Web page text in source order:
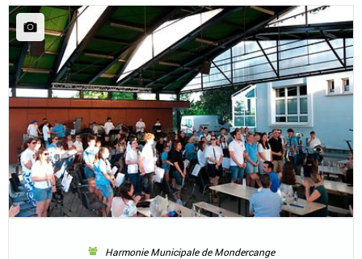
Harmonie Municipale de Mondercange